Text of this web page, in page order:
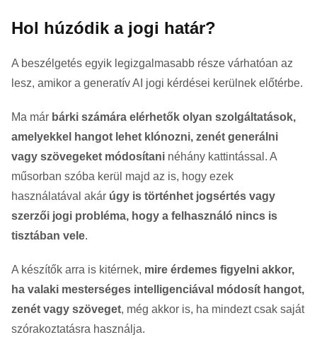
Hol húzódik a jogi határ?
A beszélgetés egyik legizgalmasabb része várhatóan az
lesz, amikor a generatív AI jogi kérdései kerülnek előtérbe.
Ma már bárki számára elérhetők olyan szolgáltatások,
amelyekkel hangot lehet klónozni, zenét generálni
vagy szövegeket módosítani néhány kattintással. A
műsorban szóba kerül majd az is, hogy ezek
használatával akár úgy is történhet jogsértés vagy
szerzői jogi probléma, hogy a felhasználó nincs is
tisztában vele.
A készítők arra is kitérnek, mire érdemes figyelni akkor,
ha valaki mesterséges intelligenciával módosít hangot,
zenét vagy szöveget, még akkor is, ha mindezt csak saját
szórakoztatásra használja.